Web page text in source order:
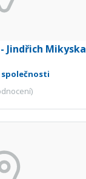
Jindřich Mikyska